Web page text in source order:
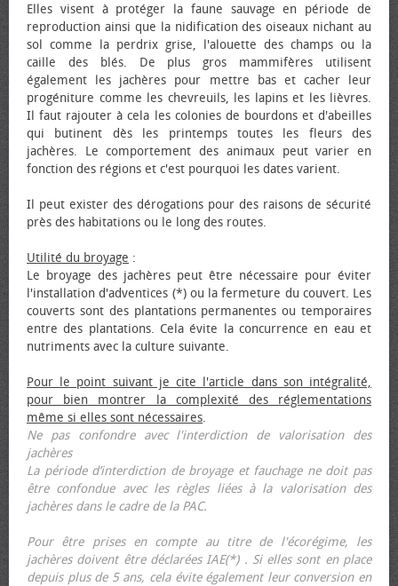
Elles visent à protéger la faune sauvage en période de
reproduction ainsi que la nidification des oiseaux nichant au
sol comme la perdrix grise, l'alouette des champs ou la
caille des blés. De plus gros mammifères utilisent
également les jachères pour mettre bas et cacher leur
progéniture comme les chevreuils, les lapins et les lièvres.
Il faut rajouter à cela les colonies de bourdons et d'abeilles
qui butinent dès les printemps toutes les fleurs des
jachères. Le comportement des animaux peut varier en
fonction des régions et c'est pourquoi les dates varient.
Il peut exister des dérogations pour des raisons de sécurité
près des habitations ou le long des routes.
Utilité du broyage :
Le broyage des jachères peut être nécessaire pour éviter
l'installation d'adventices (*) ou la fermeture du couvert. Les
couverts sont des plantations permanentes ou temporaires
entre des plantations. Cela évite la concurrence en eau et
nutriments avec la culture suivante.
Pour le point suivant je cite l'article dans son intégralité,
pour bien montrer la complexité des réglementations
même si elles sont nécessaires.
Ne pas confondre avec l'interdiction de valorisation des
jachères
La période d’interdiction de broyage et fauchage ne doit pas
être confondue avec les règles liées à la valorisation des
jachères dans le cadre de la PAC.
Pour être prises en compte au titre de l'écorégime, les
jachères doivent être déclarées IAE(*) . Si elles sont en place
depuis plus de 5 ans, cela évite également leur conversion en